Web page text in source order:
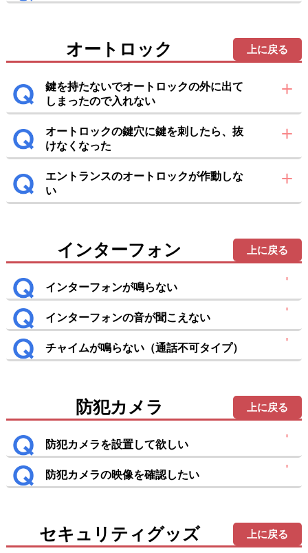
オートロック 上に戻る
鍵を持たないでオートロックの外に出て
しまったので入れない
オートロックの鍵穴に鍵を刺したら、抜
けなくなった
エントランスのオートロックが作動しな
い
インターフォン 上に戻る
インターフォンが鳴らない
インターフォンの音が聞こえない
チャイムが鳴らない（通話不可タイプ）
防犯カメラ 上に戻る
防犯カメラを設置して欲しい
防犯カメラの映像を確認したい
セキュリティグッズ 上に戻る